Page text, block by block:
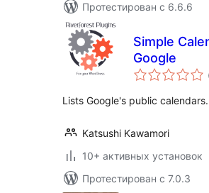
Протестирован с 6.6.6
Simple
Google
Lists Google's public calendars.
Katsushi Kawamori
10+ активных установок
Протестирован с 7.0.3